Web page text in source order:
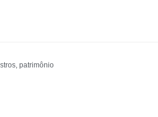
, patrimônio